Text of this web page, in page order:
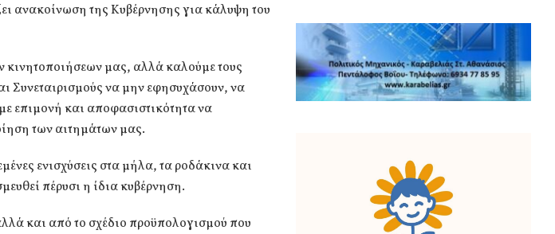
ανακοίνωση της Κυβέρνησης για κάλυψη του
κινητοποιήσεων μας, αλλά καλούμε τους
Συνεταιρισμούς να μην εφησυχάσουν, να
επιμονή και αποφασιστικότητα να
των αιτημάτων μας.
ενισχύσεις στα μήλα, τα ροδάκινα και
πέρυσι η ίδια κυβέρνηση.
και από το σχέδιο προϋπολογισμού που